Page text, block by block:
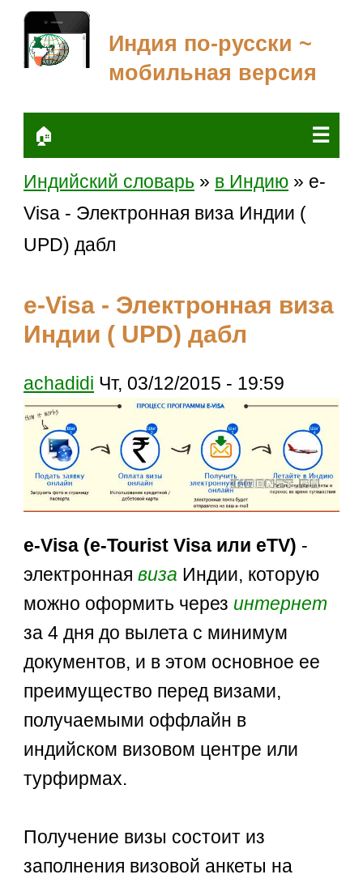
Индия по-русски ~
мобильная версия
🏠 ☰
Индийский словарь » в Индию » e-
Visa - Электронная виза Индии (
UPD) дабл
e-Visa - Электронная виза
Индии ( UPD) дабл
achadidi Чт, 03/12/2015 - 19:59
e-Visa (e-Tourist Visa или eTV) -
электроннаявиза Индии, которую
можно оформить через интернет
за 4 дня до вылета с минимум
документов, и в этом основное ее
преимущество перед визами,
получаемыми оффлайн в
индийском визовом центре или
турфирмах.
Получение визы состоит из
заполнения визовой анкеты на